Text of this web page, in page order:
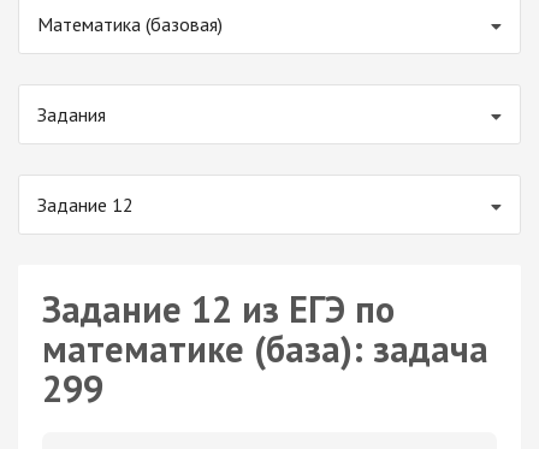
Математика (базовая)
Задания
Задание 12
Задание 12 из ЕГЭ по
математике (база): задача
299